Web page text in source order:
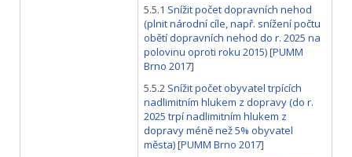
5.5.1 Snížit počet dopravních nehod
(plnit národní cíle, např. snížení počtu
obětí dopravních nehod do r. 2025 na
polovinu oproti roku 2015)[PUMM
Brno 2017]
5.5.2 Snížit počet obyvatel trpících
nadlimitním hlukem z dopravy (do r.
2025 trpí nadlimitním hlukem z
dopravy méně než 5% obyvatel
města)[PUMM Brno 2017]